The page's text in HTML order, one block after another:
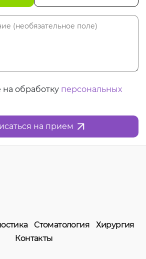
обработку персональных
на прием
Стоматология
Хирургия
Контакты